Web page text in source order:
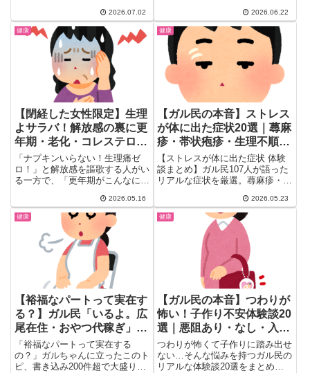
の悩みまで、検索しても出てこな
いリアルな本音と対処法25選を
お届けします。同じ悩みを抱える
方の心が少しでも軽くなりますよ
2026.07.02
ー・アラフィフが語る朝の支度・
共働き家事・育児・更年期・
SNS疲れのリアルな本音24選を
一気読み。
2026.06.22
健康
【閉経した女性限定】生理
よサラバ！解放感の裏に更
年期・老化・コレステロー
ルの落とし穴…ガル民がリ
アルを語る
「ナプキンいらない！生理痛ゼ
ロ！」と解放感を謳歌する人がい
る一方で、「更年期がこんなにし
2026.05.16
健康
【ガル民の本音】ストレス
が体に出た症状20選｜蕁麻
疹・帯状疱疹・生理不順・
まぶた痙攣まで体験談
【ストレスが体に出た症状 体験
談まとめ】ガル民107人が語った
リアルな症状を厳選。蕁麻疹・帯
喉のつっかえまで、後から気づい
た体の変化20選。「仕事辞めた
ら治った」体験が続出。
2026.05.23
健康
【裕福なパートって実在す
る？】ガル民「いるよ。広
尾在住・おやつ代稼ぎ」｜
大谷ママ論争まで盛り上が
った会議室の本音
「裕福なパートって実在する
の？」ガルちゃんに立ったこのト
ピ、書き込み200件超で大盛り上
健康
【ガル民の本音】つわりが
怖い！子作り不安体験談20
選｜悪阻あり・なし・入院
レベルのリアル
つわりが怖くて子作りに踏み出せ
ない…そんな悩みを持つガル民の
リアルな体験談20選をまとめま